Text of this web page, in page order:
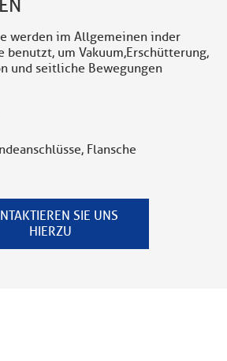
werden im Allgemeinen inder
benutzt, um Vakuum,Erschütterung,
und seitliche Bewegungen
Flansche
SIE UNS
HIERZU